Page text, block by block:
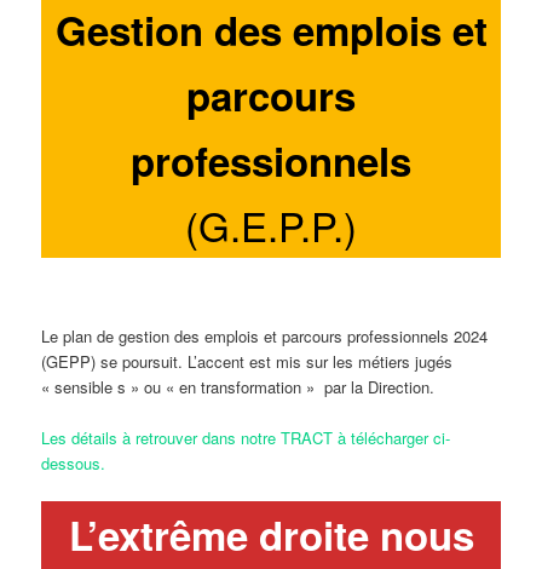
Gestion des emplois et
parcours
professionnels
(G.E.P.P.)
Le plan de gestion des emplois et parcours professionnels 2024
(GEPP) se poursuit. L’accent est mis sur les métiers jugés
« sensible s » ou « en transformation » par la Direction.
Les détails à retrouver dans notre TRACT à télécharger ci-
dessous.
L’extrême droite nous